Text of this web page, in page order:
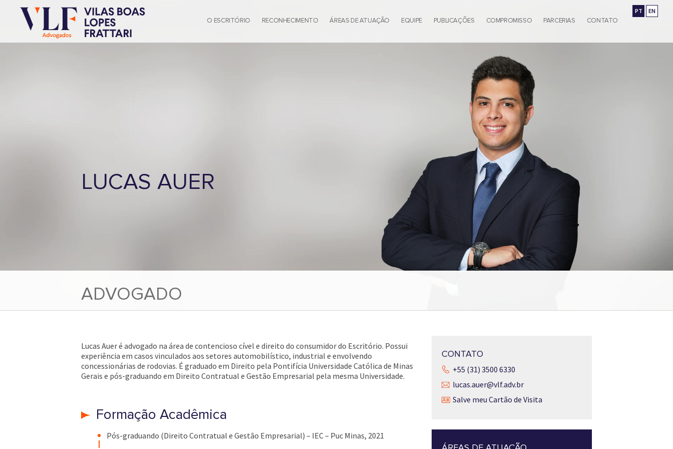
PT EN
O ESCRITÓRIO RECONHECIMENTO ÁREAS DE ATUAÇÃO EQUIPE PUBLICAÇÕES COMPROMISSO PARCERIAS CONTATO
LUCAS AUER
ADVOGADO
Lucas Auer é advogado na área de contencioso cível e direito do consumidor do Escritório. Possui
experiência em casos vinculados aos setores automobilístico, industrial e envolvendo
concessionárias de rodovias. É graduado em Direito pela Pontifícia Universidade Católica de Minas
Gerais e pós-graduando em Direito Contratual e Gestão Empresarial pela mesma Universidade.
Formação Acadêmica
Pós-graduando (Direito Contratual e Gestão Empresarial) – IEC – Puc Minas, 2021
CONTATO
+55 (31) 3500 6330
lucas.auer@vlf.adv.br
Salve meu Cartão de Visita